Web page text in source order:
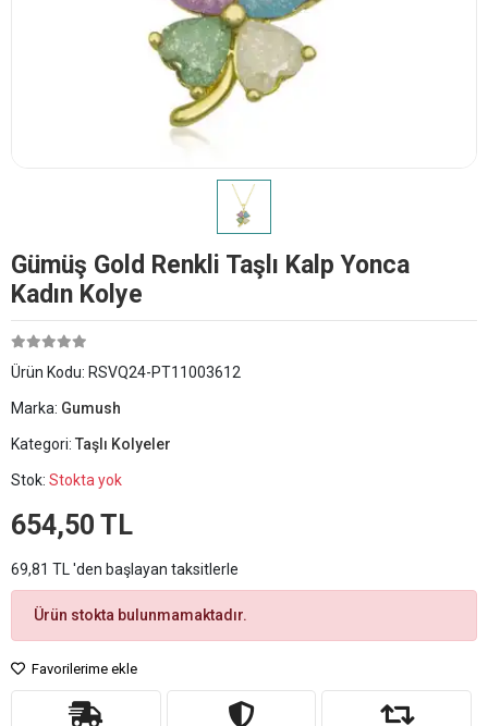
Gümüş Gold Renkli Taşlı Kalp Yonca
Kadın Kolye
Ürün Kodu: RSVQ24-PT11003612
Marka: Gumush
Kategori: Taşlı Kolyeler
Stok: Stokta yok
654,50 TL
69,81 TL 'den başlayan taksitlerle
Ürün stokta bulunmamaktadır.
Favorilerime ekle